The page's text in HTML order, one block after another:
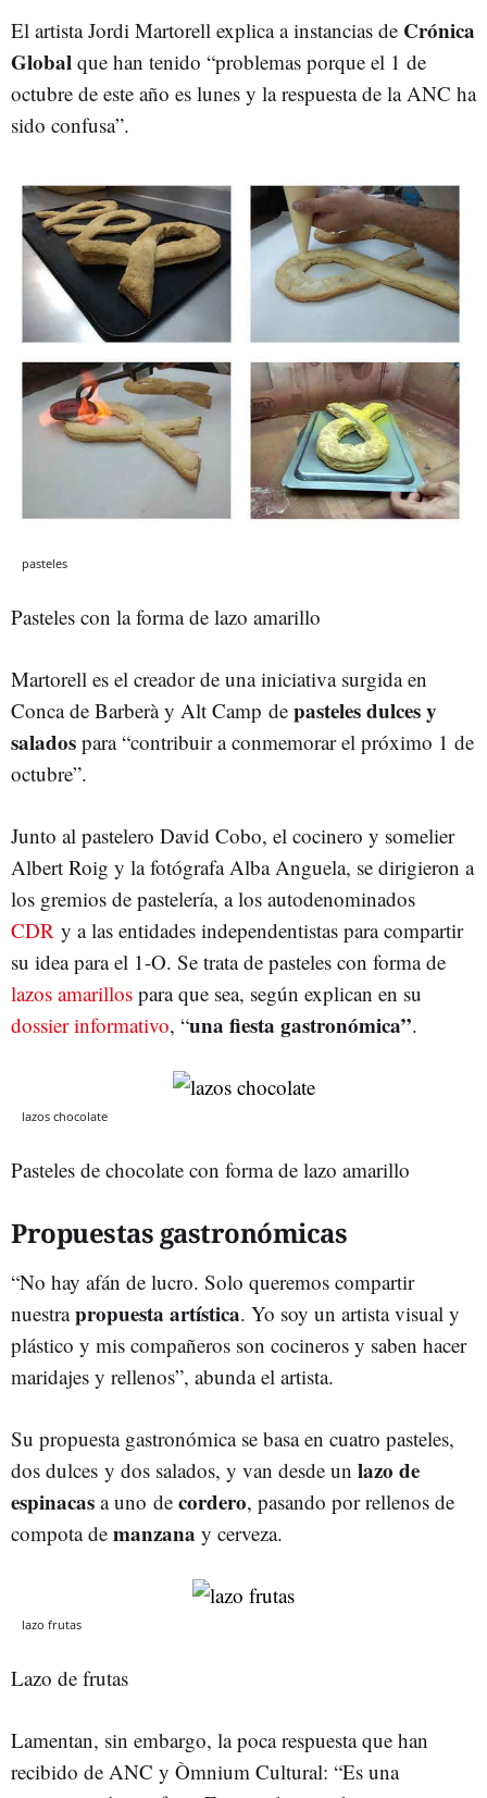
El artista Jordi Martorell explica a instancias de Crónica
Global que han tenido “problemas porque el 1 de
octubre de este año es lunes y la respuesta de la ANC ha
sido confusa”.
pasteles
Pasteles con la forma de lazo amarillo
Martorell es el creador de una iniciativa surgida en
Conca de Barberà y Alt Camp de pasteles dulces y
salados para “contribuir a conmemorar el próximo 1 de
octubre”.
Junto al pastelero David Cobo, el cocinero y somelier
Albert Roig y la fotógrafa Alba Anguela, se dirigieron a
los gremios de pastelería, a los autodenominados
CDR y a las entidades independentistas para compartir
su idea para el 1-O. Se trata de pasteles con forma de
lazos amarillos para que sea, según explican en su
dossier informativo, “una fiesta gastronómica”.
lazos chocolate
Pasteles de chocolate con forma de lazo amarillo
Propuestas gastronómicas
“No hay afán de lucro. Solo queremos compartir
nuestrapropuesta artística. Yo soy un artista visual y
plástico y mis compañeros son cocineros y saben hacer
maridajes y rellenos”, abunda el artista.
Su propuesta gastronómica se basa en cuatro pasteles,
dos dulces y dos salados, y van desde un lazo de
espinacas a uno de cordero, pasando por rellenos de
compota de manzana y cerveza.
lazo frutas
Lazo de frutas
Lamentan, sin embargo, la poca respuesta que han
recibido de ANC y Òmnium Cultural: “Es una